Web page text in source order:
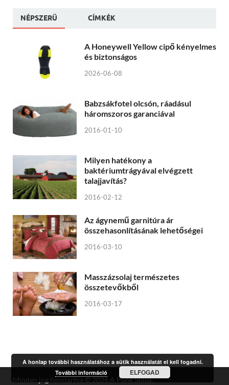
NÉPSZERÜ CÍMKÉK
A Honeywell Yellow cipő kényelmes
és biztonságos
2026-06-08
Babzsákfotel olcsón, ráadásul
háromszoros garanciával
2016-01-10
Milyen hatékony a
baktériumtrágyával elvégzett
talajjavítás?
2016-02-12
Az ágynemű garnitúra ár
összehasonlításának lehetőségei
2016-03-10
Masszázsolaj természetes
összetevőkből
2016-03-17
Minden jog fenntartva © 2026 A Punk Stílus.
A honlap további használatához a sütik használatát el kell fogadni.
További információ
ELFOGAD